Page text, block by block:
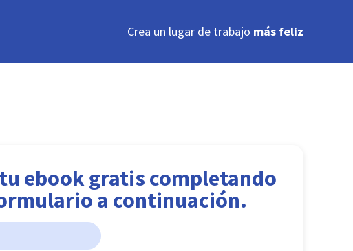
Crea un lugar de trabajo más feliz
ebook gratis completando
a continuación.